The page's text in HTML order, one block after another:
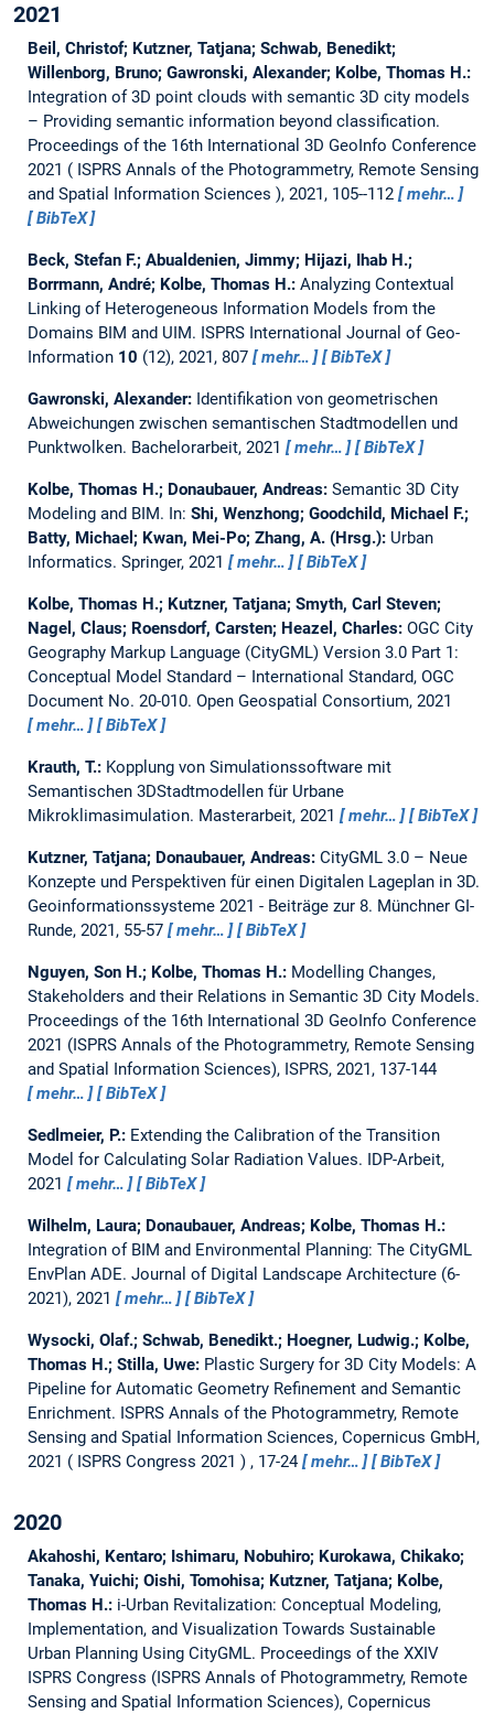
2021
Beil, Christof; Kutzner, Tatjana; Schwab, Benedikt;
Willenborg, Bruno; Gawronski, Alexander; Kolbe, Thomas H.:
Integration of 3D point clouds with semantic 3D city models
– Providing semantic information beyond classification.
Proceedings of the 16th International 3D GeoInfo Conference
2021 ( ISPRS Annals of the Photogrammetry, Remote Sensing
and Spatial Information Sciences ), 2021, 105--112
mehr…
BibTeX
Beck, Stefan F.; Abualdenien, Jimmy; Hijazi, Ihab H.;
Borrmann, André; Kolbe, Thomas H.: Analyzing Contextual
Linking of Heterogeneous Information Models from the
Domains BIM and UIM. ISPRS International Journal of Geo-
Information 10 (12), 2021, 807 mehr… BibTeX
Gawronski, Alexander: Identifikation von geometrischen
Abweichungen zwischen semantischen Stadtmodellen und
Punktwolken. Bachelorarbeit, 2021 mehr… BibTeX
Kolbe, Thomas H.; Donaubauer, Andreas: Semantic 3D City
Modeling and BIM. In: Shi, Wenzhong; Goodchild, Michael F.;
Batty, Michael; Kwan, Mei-Po; Zhang, A. (Hrsg.): Urban
Informatics. Springer, 2021
mehr… BibTeX
Kolbe, Thomas H.; Kutzner, Tatjana; Smyth, Carl Steven;
Nagel, Claus; Roensdorf, Carsten; Heazel, Charles: OGC City
Geography Markup Language (CityGML) Version 3.0 Part 1:
Conceptual Model Standard – International Standard, OGC
Document No. 20-010. Open Geospatial Consortium, 2021
mehr…
BibTeX
Krauth, T.: Kopplung von Simulationssoftware mit
Semantischen 3DStadtmodellen für Urbane
Mikroklimasimulation. Masterarbeit, 2021 mehr… BibTeX
Kutzner, Tatjana; Donaubauer, Andreas: CityGML 3.0 – Neue
Konzepte und Perspektiven für einen Digitalen Lageplan in 3D.
Geoinformationssysteme 2021 - Beiträge zur 8. Münchner GI-
Runde, 2021, 55-57
mehr… BibTeX
Nguyen, Son H.; Kolbe, Thomas H.: Modelling Changes,
Stakeholders and their Relations in Semantic 3D City Models.
Proceedings of the 16th International 3D GeoInfo Conference
2021 (ISPRS Annals of the Photogrammetry, Remote Sensing
and Spatial Information Sciences), ISPRS, 2021, 137-144
mehr…
BibTeX
Sedlmeier, P.: Extending the Calibration of the Transition
Model for Calculating Solar Radiation Values.
IDP-Arbeit,
2021
mehr… BibTeX
Wilhelm, Laura; Donaubauer, Andreas; Kolbe, Thomas H.:
Integration of BIM and Environmental Planning: The CityGML
EnvPlan ADE. Journal of Digital Landscape Architecture (6-
2021), 2021
mehr… BibTeX
Wysocki, Olaf.; Schwab, Benedikt.; Hoegner, Ludwig.; Kolbe,
Thomas H.; Stilla, Uwe: Plastic Surgery for 3D City Models: A
Pipeline for Automatic Geometry Refinement and Semantic
Enrichment. ISPRS Annals of the Photogrammetry, Remote
Sensing and Spatial Information Sciences, Copernicus GmbH,
2021
ISPRS Congress 2021 , 17-24 mehr… BibTeX
2020
Akahoshi, Kentaro; Ishimaru, Nobuhiro; Kurokawa, Chikako;
Tanaka, Yuichi; Oishi, Tomohisa; Kutzner, Tatjana; Kolbe,
Thomas H.: i-Urban Revitalization: Conceptual Modeling,
Implementation, and Visualization Towards Sustainable
Urban Planning Using CityGML. Proceedings of the XXIV
ISPRS Congress (ISPRS Annals of Photogrammetry, Remote
Sensing and Spatial Information Sciences), Copernicus